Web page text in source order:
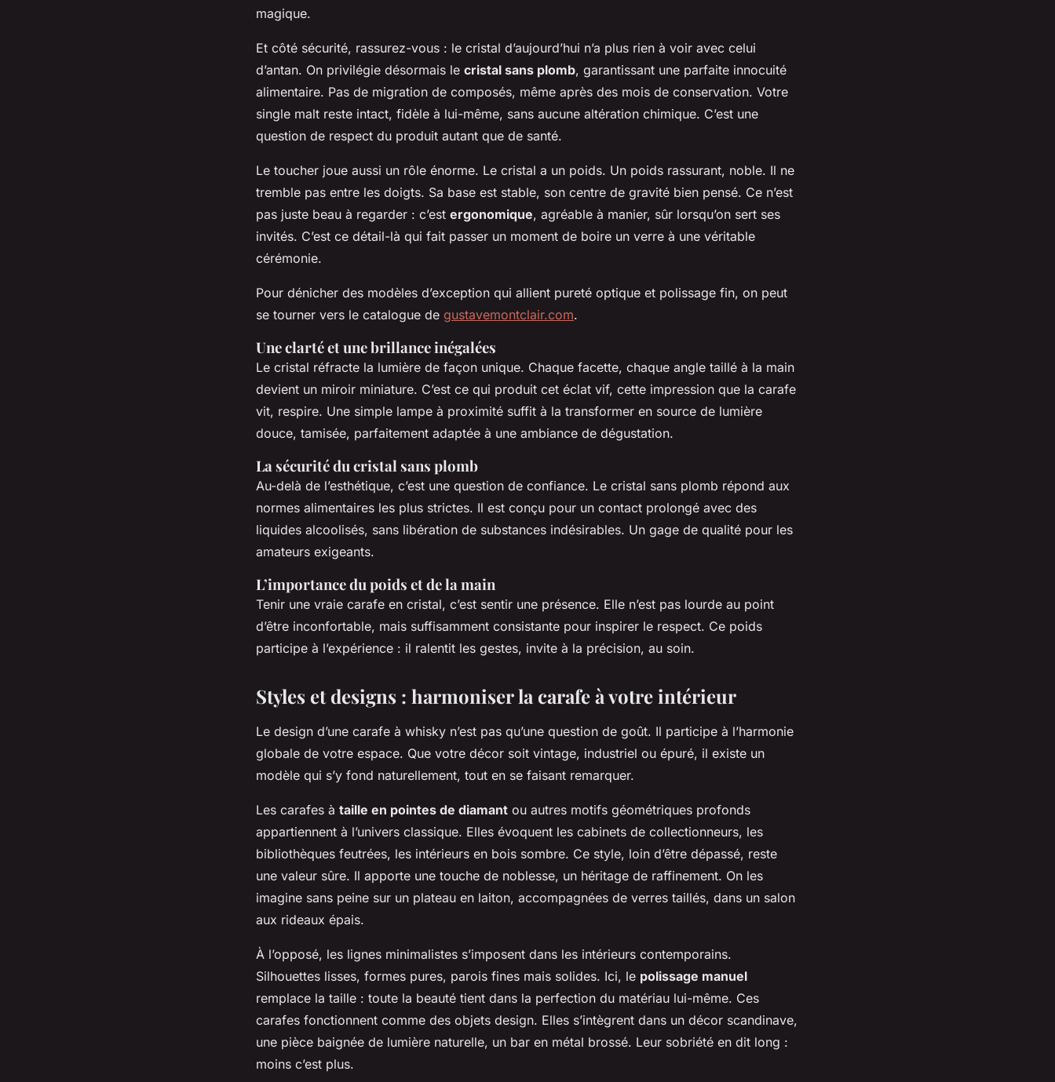
magique.
Et côté sécurité, rassurez-vous : le cristal d’aujourd’hui n’a plus rien à voir avec celui
d’antan. On privilégie désormais le cristal sans plomb, garantissant une parfaite innocuité
alimentaire. Pas de migration de composés, même après des mois de conservation. Votre
single malt reste intact, fidèle à lui-même, sans aucune altération chimique. C’est une
question de respect du produit autant que de santé.
Le toucher joue aussi un rôle énorme. Le cristal a un poids. Un poids rassurant, noble. Il ne
tremble pas entre les doigts. Sa base est stable, son centre de gravité bien pensé. Ce n’est
pas juste beau à regarder : c’est ergonomique, agréable à manier, sûr lorsqu’on sert ses
invités. C’est ce détail-là qui fait passer un moment de boire un verre à une véritable
cérémonie.
Pour dénicher des modèles d’exception qui allient pureté optique et polissage fin, on peut
se tourner vers le catalogue de gustavemontclair.com.
Une clarté et une brillance inégalées
Le cristal réfracte la lumière de façon unique. Chaque facette, chaque angle taillé à la main
devient un miroir miniature. C’est ce qui produit cet éclat vif, cette impression que la carafe
vit, respire. Une simple lampe à proximité suffit à la transformer en source de lumière
douce, tamisée, parfaitement adaptée à une ambiance de dégustation.
La sécurité du cristal sans plomb
Au-delà de l’esthétique, c’est une question de confiance. Le cristal sans plomb répond aux
normes alimentaires les plus strictes. Il est conçu pour un contact prolongé avec des
liquides alcoolisés, sans libération de substances indésirables. Un gage de qualité pour les
amateurs exigeants.
L’importance du poids et de la main
Tenir une vraie carafe en cristal, c’est sentir une présence. Elle n’est pas lourde au point
d’être inconfortable, mais suffisamment consistante pour inspirer le respect. Ce poids
participe à l’expérience : il ralentit les gestes, invite à la précision, au soin.
Styles et designs : harmoniser la carafe à votre intérieur
Le design d’une carafe à whisky n’est pas qu’une question de goût. Il participe à l’harmonie
globale de votre espace. Que votre décor soit vintage, industriel ou épuré, il existe un
modèle qui s’y fond naturellement, tout en se faisant remarquer.
Les carafes à taille en pointes de diamant ou autres motifs géométriques profonds
appartiennent à l’univers classique. Elles évoquent les cabinets de collectionneurs, les
bibliothèques feutrées, les intérieurs en bois sombre. Ce style, loin d’être dépassé, reste
une valeur sûre. Il apporte une touche de noblesse, un héritage de raffinement. On les
imagine sans peine sur un plateau en laiton, accompagnées de verres taillés, dans un salon
aux rideaux épais.
À l’opposé, les lignes minimalistes s’imposent dans les intérieurs contemporains.
Silhouettes lisses, formes pures, parois fines mais solides. Ici, le polissage manuel
remplace la taille : toute la beauté tient dans la perfection du matériau lui-même. Ces
carafes fonctionnent comme des objets design. Elles s’intègrent dans un décor scandinave,
une pièce baignée de lumière naturelle, un bar en métal brossé. Leur sobriété en dit long :
moins c’est plus.